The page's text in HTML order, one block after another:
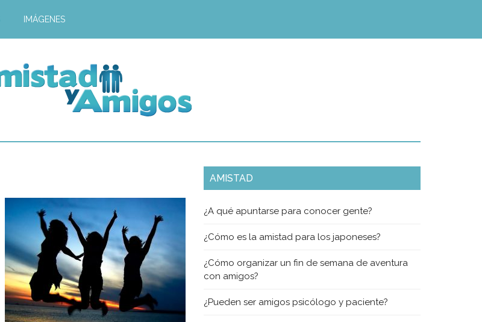
IMÁGENES
AMISTAD
¿A qué apuntarse para conocer gente?
¿Cómo es la amistad para los japoneses?
¿Cómo organizar un fin de semana de aventura
con amigos?
¿Pueden ser amigos psicólogo y paciente?